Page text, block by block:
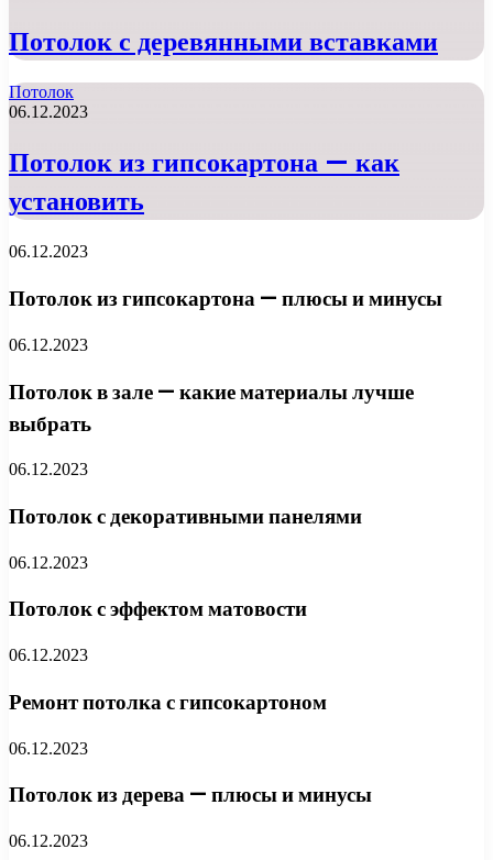
Потолок с деревянными вставками
Потолок
06.12.2023
Потолок из гипсокартона — как
установить
06.12.2023
Потолок из гипсокартона — плюсы и минусы
06.12.2023
Потолок в зале — какие материалы лучше
выбрать
06.12.2023
Потолок с декоративными панелями
06.12.2023
Потолок с эффектом матовости
06.12.2023
Ремонт потолка с гипсокартоном
06.12.2023
Потолок из дерева — плюсы и минусы
06.12.2023